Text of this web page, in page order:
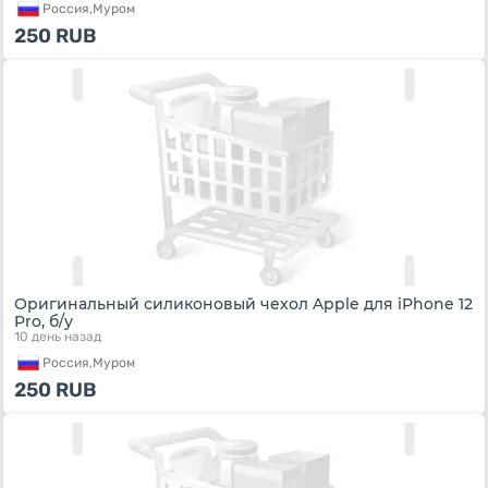
Россия,Муром
250 RUB
Оригинальный силиконовый чехол Apple для iPhone 12
Pro, б/у
10 день назад
Россия,Муром
250 RUB